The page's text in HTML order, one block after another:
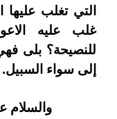
التي تغلب
غلب عليه
للنصيحة؟ بلى
إلى سواء السبيل.
والسلام